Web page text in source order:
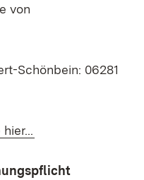
von
Schönbein: 06281